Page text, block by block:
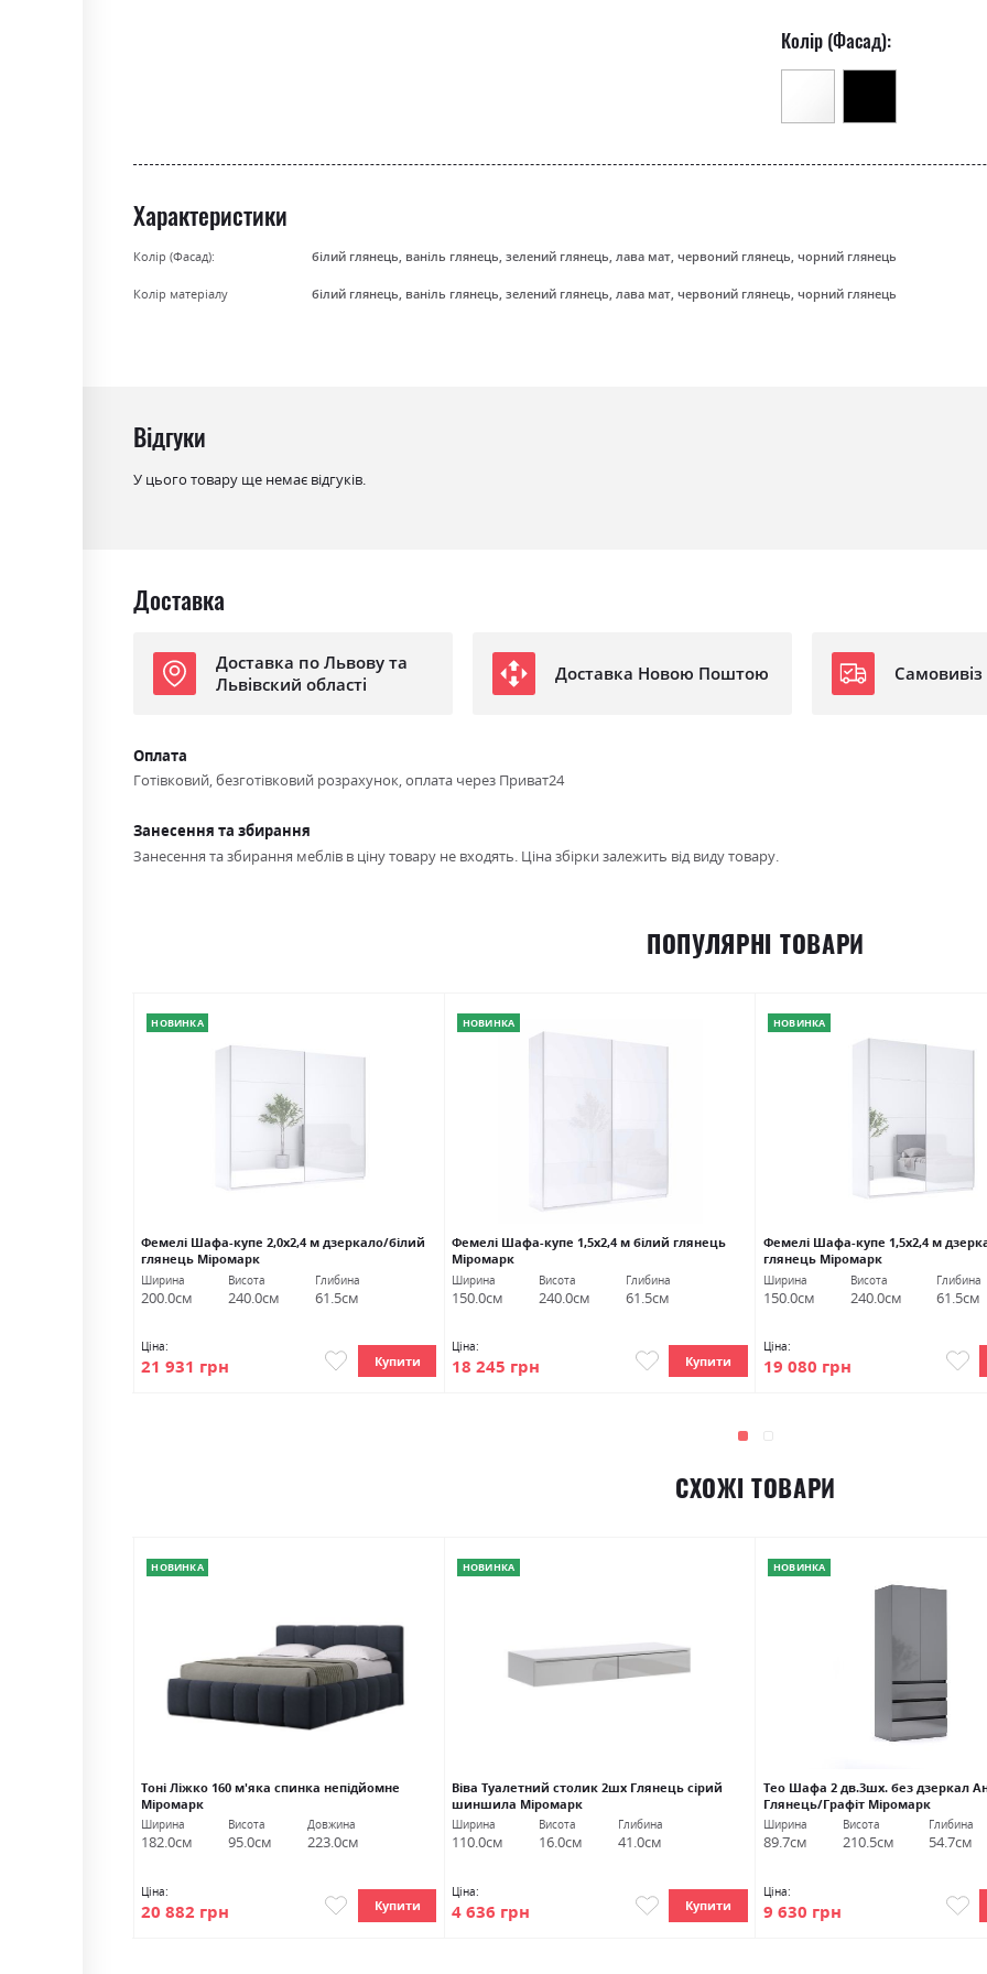
Колір (Фасад):
Характеристики
Колір (Фасад): білий глянець, ваніль глянець, зелений глянець, лава мат, червоний глянець, чорний глянець
Колір матеріалу білий глянець, ваніль глянець, зелений глянець, лава мат, червоний глянець, чорний глянець
Відгуки
У цього товару ще немає відгуків.
Доставка
Доставка по Львову та
Львівский області
Доставка Новою Поштою Самовивіз
Оплата
Готівковий, безготівковий розрахунок, оплата через Приват24
Занесення та збирання
Занесення та збирання меблів в ціну товару не входять. Ціна збірки залежить від виду товару.
ПОПУЛЯРНІ ТОВАРИ
НОВИНКА
Фемелі Шафа-купе 2,0х2,4 м дзеркало/білий
глянець Міромарк
Ширина
200.0см
Висота
240.0см
Глибина
61.5см
Ціна:
21 931 грн Купити
НОВИНКА
Фемелі Шафа-купе 1,5х2,4 м білий глянець
Міромарк
Ширина
150.0см
Висота
240.0см
Глибина
61.5см
Ціна:
18 245 грн Купити
НОВИНКА
Фемелі Шафа-купе 1,5х2,4 м
глянець Міромарк
Ширина
150.0см
Висота
240.0см
Глибина
61.5см
Ціна:
19 080 грн
СХОЖІ ТОВАРИ
НОВИНКА
Тоні Ліжко 160 м'яка спинка непідйомне
Міромарк
Ширина
182.0см
Висота
95.0см
Довжина
223.0см
Ціна:
20 882 грн Купити
НОВИНКА
Віва Туалетний столик 2шх Глянець сірий
шиншила Міромарк
Ширина
110.0см
Висота
16.0см
Глибина
41.0см
Ціна:
4 636 грн Купити
НОВИНКА
Тео Шафа 2 дв.3шх. без дзеркал
Глянець/Графіт Міромарк
Ширина
89.7см
Висота
210.5см
Глибина
54.7см
Ціна:
9 630 грн